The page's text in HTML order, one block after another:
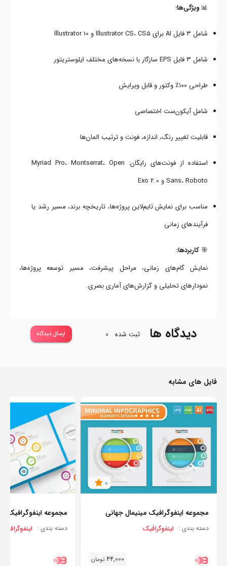
📊ویژگی‌ها:
شامل ۳ فایل AI برای Illustrator CS، CS5 و Illustrator 10
شامل ۳ فایل EPS سازگار با نسخه‌های مختلف ایلوستریتور
طراحی ۱۰۰٪ وکتور و قابل ویرایش
شامل آیکون‌ست اختصاصی
قابلیت تغییر رنگ، اندازه، فونت و ترتیب المان‌ها
استفاده از فونت‌های رایگان: Myriad Pro، Montserrat، Open
Sans، Roboto و Exo 2.0
مناسب برای نمایش تایم‌لاین پروژه‌ها، تاریخچه برند، مسیر رشد یا
فرآیندهای زمانی
🎯 کاربردها:
نمایش گام‌های زمانی، مراحل پیشرفت، مسیر توسعه پروژه‌ها،
نمودارهای تحلیلی و گزارش‌های آماری بصری.
دیدگاه ها ثبت شده 0 ارسال دیدگاه
فایل های مشابه
0
مجموعه اینفوگرافیک مینیمال جهانی
دسته بندی : اینفوگرافیک
44,000 تومان
مجموعه اینفوگرافیک
دسته بندی : اینفوگرافیک